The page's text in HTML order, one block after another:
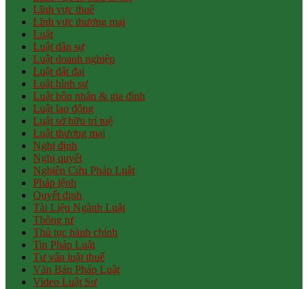
Lĩnh vực thuế
Lĩnh vực thương mại
Luật
Luật dân sự
Luật doanh nghiệp
Luật đất đai
Luật hình sự
Luật hôn nhân & gia đình
Luật lao động
Luật sở hữu trí tuệ
Luật thương mại
Nghị định
Nghị quyết
Nghiên Cứu Pháp Luật
Pháp lệnh
Quyết định
Tài Liệu Ngành Luật
Thông tư
Thủ tục hành chính
Tin Pháp Luật
Tư vấn luật thuế
Văn Bản Pháp Luật
Video Luật Sư